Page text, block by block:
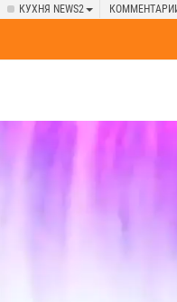
КУХНЯ NEWS2